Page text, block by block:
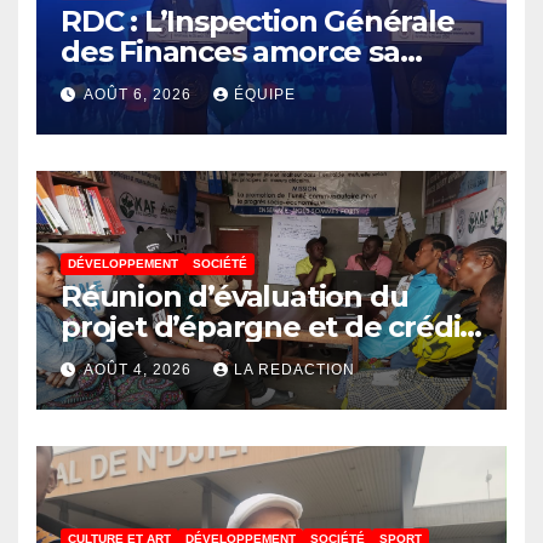
RDC : L’Inspection Générale
des Finances amorce sa
révolution numérique pour
un contrôle permanent des
finances publiques
AOÛT 6, 2026 ÉQUIPE
DÉVELOPPEMENT SOCIÉTÉ
Réunion d’évaluation du
projet d’épargne et de crédit
de JIRANI MSAADA Asbl : des
résultats encourageants et
une expansion annoncée
AOÛT 4, 2026 LA REDACTION
CULTURE ET ART DÉVELOPPEMENT SOCIÉTÉ SPORT